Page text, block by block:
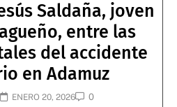
Saldaña, joven
entre las
del accidente
en Adamuz
ENERO 20, 2026 0